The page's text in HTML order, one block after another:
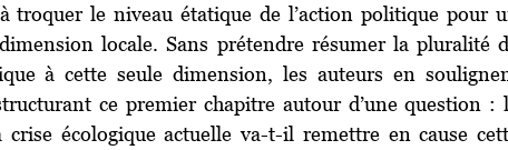
troquer le niveau étatique de l’action politique pour
locale. Sans prétendre résumer la pluralité
à cette seule dimension, les auteurs en
ce premier chapitre autour d’une question :
crise écologique actuelle va-t-il remettre en cause